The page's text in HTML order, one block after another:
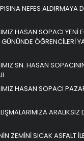
NEFES ALDIRMAYA
HASAN SOPACI YENİ
ÖĞRENCİLERİ
SN. HASAN
HASAN SOPACI
ARALIKSIZ
ZEMİNİ SICAK ASFALT